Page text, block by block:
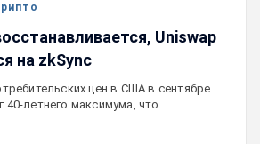
Uniswap
на zkSync
цен в США в сентябре
40-летнего максимума, что